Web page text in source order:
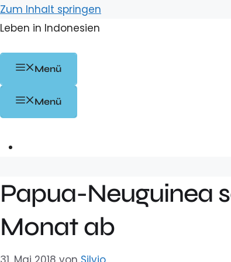
Zum Inhalt springen
Leben in Indonesien
Menü
Menü
Papua-Neuguinea
Monat ab